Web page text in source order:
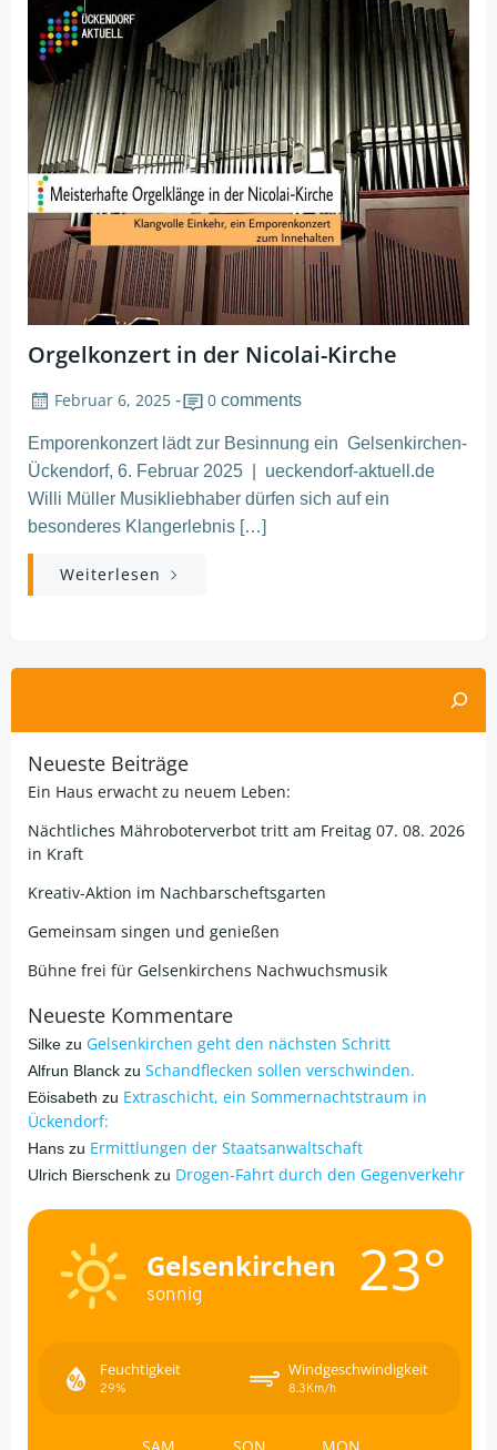
Orgelkonzert in der Nicolai-Kirche
Februar 6, 2025 - 0 comments
Emporenkonzert lädt zur Besinnung ein Gelsenkirchen-
Ückendorf, 6. Februar 2025 | ueckendorf-aktuell.de
Willi Müller Musikliebhaber dürfen sich auf ein
besonderes Klangerlebnis […]
Weiterlesen
Neueste Beiträge
Ein Haus erwacht zu neuem Leben:
Nächtliches Mähroboterverbot tritt am Freitag 07. 08. 2026
in Kraft
Kreativ-Aktion im Nachbarscheftsgarten
Gemeinsam singen und genießen
Bühne frei für Gelsenkirchens Nachwuchsmusik
Neueste Kommentare
Silke zu Gelsenkirchen geht den nächsten Schritt
Alfrun Blanck zu Schandflecken sollen verschwinden.
Eöisabeth zu Extraschicht, ein Sommernachtstraum in
Ückendorf:
Hans zu Ermittlungen der Staatsanwaltschaft
Ulrich Bierschenk zu Drogen-Fahrt durch den Gegenverkehr
Gelsenkirchen
sonnig 23°
Feuchtigkeit
29%
Windgeschwindigkeit
8.3Km/h
SAM SON MON